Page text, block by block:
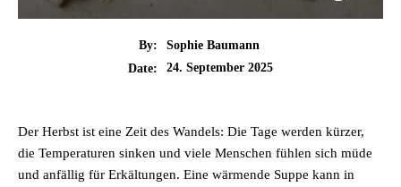
By:
Sophie Baumann
Date:
24. September 2025
Der Herbst ist eine Zeit des Wandels: Die Tage werden kürzer,
die Temperaturen sinken und viele Menschen fühlen sich müde
und anfällig für Erkältungen. Eine wärmende Suppe kann in